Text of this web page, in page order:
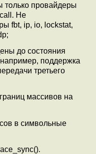
только провайдеры
Не
fbt, ip, io, lockstat,
до состояния
поддержка
третьего
массивов на
в символьные